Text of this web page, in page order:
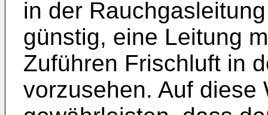
in der
günstig, eine Leitung
Zuführen Frischluft in
vorzusehen. Auf diese